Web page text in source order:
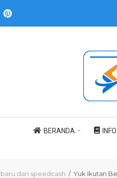
BERANDA INFO
dari speedcash / Yuk Ikutan